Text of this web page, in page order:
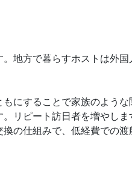
地方で暮らすホストは外
にすることで家族のよう
リピート訪日者を増やし
の仕組みで、低経費での渡